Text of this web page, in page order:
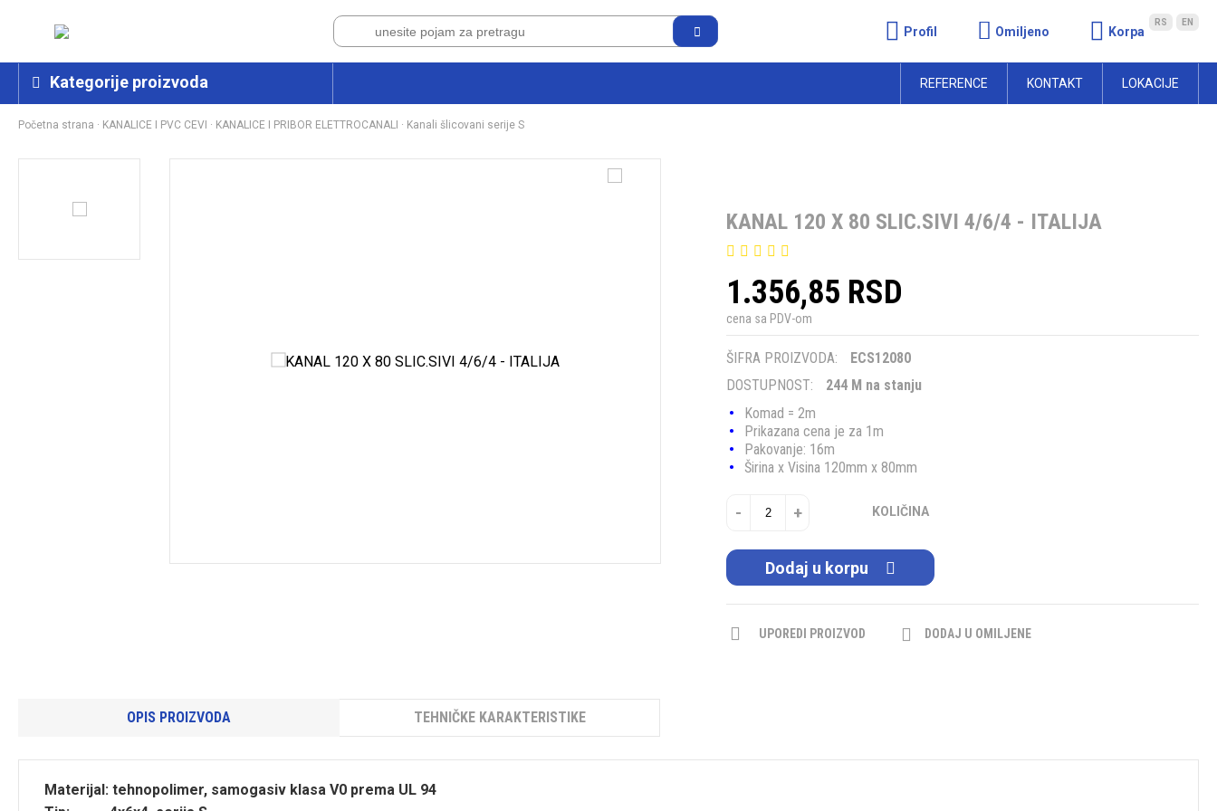
Profil Omiljeno Korpa
RS EN
Kategorije proizvoda REFERENCE KONTAKT LOKACIJE
Početna strana · KANALICE I PVC CEVI · KANALICE I PRIBOR ELETTROCANALI · Kanali šlicovani serije S
KANAL 120 X 80 SLIC.SIVI 4/6/4 - ITALIJA
1.356,85 RSD
cena sa PDV-om
ŠIFRA PROIZVODA:
ECS12080
DOSTUPNOST:
244 M na stanju
Komad = 2m
Prikazana cena je za 1m
Pakovanje: 16m
Širina x Visina 120mm x 80mm
- + KOLIČINA
Dodaj u korpu
UPOREDI PROIZVOD DODAJ U OMILJENE
OPIS PROIZVODA TEHNIČKE KARAKTERISTIKE
Materijal: tehnopolimer, samogasiv klasa V0 prema UL 94